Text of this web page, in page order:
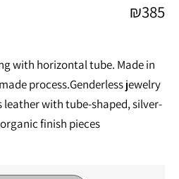
₪385
with horizontal tube. Made in
process.Genderless jewelry
with tube-shaped, silver-
finish pieces.